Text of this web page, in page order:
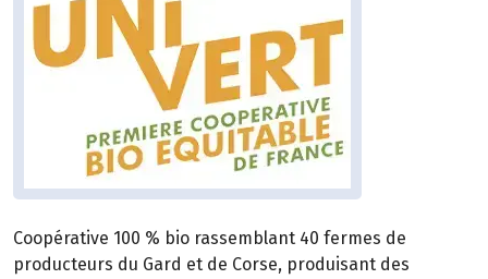
Coopérative 100 % bio rassemblant 40 fermes de
producteurs du Gard et de Corse, produisant des